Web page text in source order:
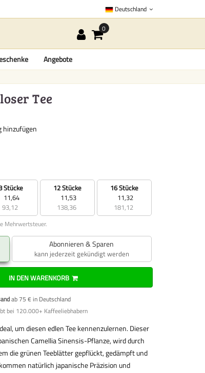
Deutschland
Angebote
Tee
hinzufügen
Stücke
11,64
93,12
12 Stücke
11,53
138,36
16 Stücke
11,32
181,12
Mehrwertsteuer.
Abonnieren & Sparen
kann jederzeit gekündigt werden
IN DEN WARENKORB
ab 75 € in Deutschland
bei 120.000+ Kaffeeliebhabern
um diesen edlen Tee kennenzulernen. Dieser
Camellia Sinensis-Pflanze, wird durch
die grünen Teeblätter gepflückt, gedämpft und
natürlich japanische Präzision und